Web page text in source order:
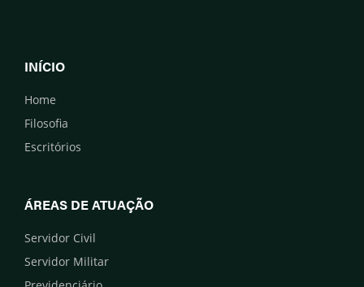
INÍCIO
Home
Filosofia
Escritórios
ÁREAS DE ATUAÇÃO
Servidor Civil
Servidor Militar